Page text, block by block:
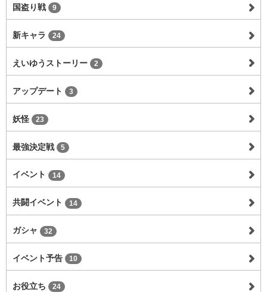
国盗り戦 9
新キャラ 24
えいゆうストーリー 2
アップデート 3
妖怪 23
最強決定戦 5
イベント 14
共闘イベント 14
ガシャ 32
イベント予告 10
お役立ち 24